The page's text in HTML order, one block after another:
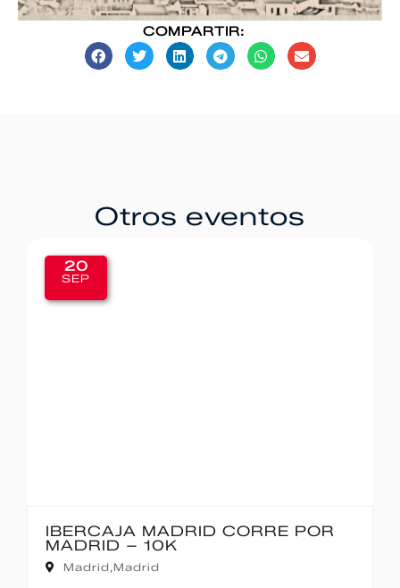
COMPARTIR:
Otros eventos
20
SEP
IBERCAJA MADRID CORRE POR
MADRID – 10K
Madrid,Madrid